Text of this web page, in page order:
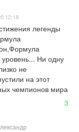
12:18
легенды
Ни одну
не
на этот
чемпионов мира
3